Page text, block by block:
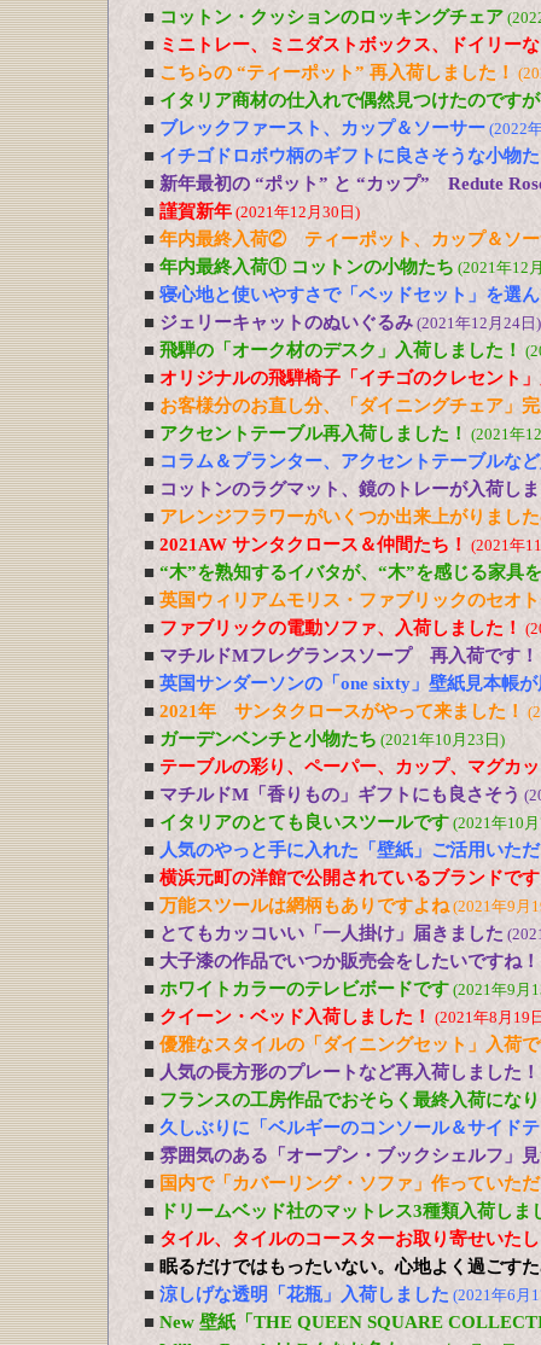
■ コットン・クッションのロッキングチェア
■ ミニトレー、ミニダストボックス、ドイリー
■ こちらの “ティーポット” 再入荷しました！
■ イタリア商材の仕入れで偶然見つけたのです
■ ブレックファースト、カップ＆ソーサー (2022
■ イチゴドロボウ柄のギフトに良さそうな小物
■ 新年最初の “ポット” と “カップ” Redute
■ 謹賀新年 (2021年12月30日)
■ 年内最終入荷② ティーポット、カップ＆ソー
■ 年内最終入荷① コットンの小物たち (2021年12
■ 寝心地と使いやすさで「ベッドセット」を選
■ ジェリーキャットのぬいぐるみ (2021年12月24日)
■ 飛騨の「オーク材のデスク」入荷しました！
■ オリジナルの飛騨椅子「イチゴのクレセント
■ お客様分のお直し分、「ダイニングチェア」
■ アクセントテーブル再入荷しました！ (2021年
■ コラム＆プランター、アクセントテーブルな
■ コットンのラグマット、鏡のトレーが入荷し
■ アレンジフラワーがいくつか出来上がりまし
■ 2021AW サンタクロース＆仲間たち！ (2021年
■ “木”を熟知するイバタが、“木”を感じる家具
■ 英国ウィリアムモリス・ファブリックのセオ
■ ファブリックの電動ソファ、入荷しました！
■ マチルドMフレグランスソープ 再入荷です！
■ 英国サンダーソンの「one sixty」壁紙見本帳
■ 2021年 サンタクロースがやって来ました！
■ ガーデンベンチと小物たち (2021年10月23日)
■ テーブルの彩り、ペーパー、カップ、マグカ
■ マチルドM「香りもの」ギフトにも良さそう
■ イタリアのとても良いスツールです (2021年10
■ 人気のやっと手に入れた「壁紙」ご活用いた
■ 横浜元町の洋館で公開されているブランドで
■ 万能スツールは網柄もありですよね(2021年9月
■ とてもカッコいい「一人掛け」届きました
■ 大子漆の作品でいつか販売会をしたいですね！
■ ホワイトカラーのテレビボードです (2021年9月
■ クイーン・ベッド入荷しました！ (2021年8月19
■ 優雅なスタイルの「ダイニングセット」入荷
■ 人気の長方形のプレートなど再入荷しました！
■ フランスの工房作品でおそらく最終入荷にな
■ 久しぶりに「ベルギーのコンソール＆サイド
■ 雰囲気のある「オープン・ブックシェルフ」
■ 国内で「カバーリング・ソファ」作っていた
■
ドリームベッド社のマットレス3種類入荷しま
■ タイル、タイルのコースターお取り寄せいた
■ 眠るだけではもったいない。心地よく過ごす
■ 涼しげな透明「花瓶」入荷しました (2021年6月
■ New 壁紙「THE QUEEN SQUARE